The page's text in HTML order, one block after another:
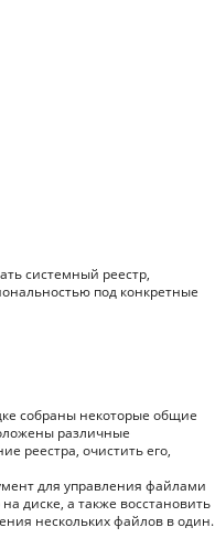
системный реестр,
под конкретные
собраны некоторые общие
различные
реестра, очистить его,
для управления файлами
диске, а также восстановить
нескольких файлов в один.